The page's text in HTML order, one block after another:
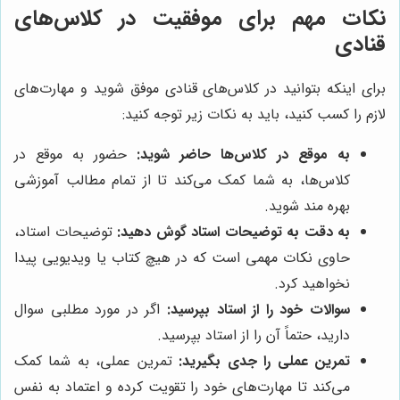
نکات مهم برای موفقیت در کلاس‌های
قنادی
برای اینکه بتوانید در کلاس‌های قنادی موفق شوید و مهارت‌های
لازم را کسب کنید، باید به نکات زیر توجه کنید:
به موقع در کلاس‌ها حاضر شوید: حضور به موقع در
کلاس‌ها، به شما کمک می‌کند تا از تمام مطالب آموزشی
بهره مند شوید.
به دقت به توضیحات استاد گوش دهید: توضیحات استاد،
حاوی نکات مهمی است که در هیچ کتاب یا ویدیویی پیدا
نخواهید کرد.
سوالات خود را از استاد بپرسید: اگر در مورد مطلبی سوال
دارید، حتماً آن را از استاد بپرسید.
تمرین عملی را جدی بگیرید: تمرین عملی، به شما کمک
می‌کند تا مهارت‌های خود را تقویت کرده و اعتماد به نفس